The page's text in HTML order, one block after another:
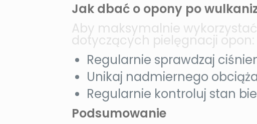
Jak dbać o opony po
Aby maksymalnie
dotyczących pielęgnacji opon:
Regularnie sprawdzaj
Unikaj nadmiernego
Regularnie kontroluj stan
Podsumowanie